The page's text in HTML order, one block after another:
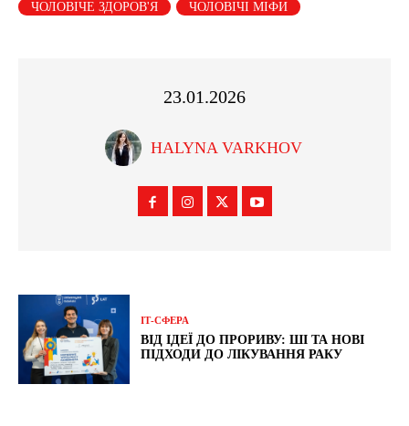
ЧОЛОВІЧЕ ЗДОРОВ'Я
ЧОЛОВІЧІ МІФИ
23.01.2026
HALYNA VARKHOV
ІТ-СФЕРА
ВІД ІДЕЇ ДО ПРОРИВУ: ШІ ТА НОВІ
ПІДХОДИ ДО ЛІКУВАННЯ РАКУ